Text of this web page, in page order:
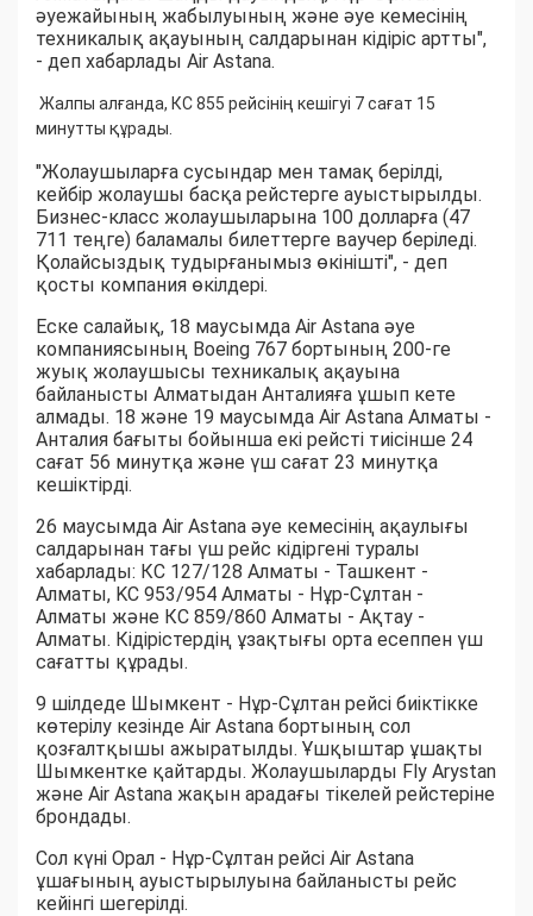
әуежайының жабылуының және әуе кемесінің
техникалық ақауының салдарынан кідіріс артты",
- деп хабарлады Air Astana.
Жалпы алғанда, КС 855 рейсінің кешігуі 7 сағат 15
минутты құрады.
"Жолаушыларға сусындар мен тамақ берілді,
кейбір жолаушы басқа рейстерге ауыстырылды.
Бизнес-класс жолаушыларына 100 долларға (47
711 теңге) баламалы билеттерге ваучер беріледі.
Қолайсыздық тудырғанымыз өкінішті", - деп
қосты компания өкілдері.
Еске салайық, 18 маусымда Air Astana әуе
компаниясының Boeing 767 бортының 200-ге
жуық жолаушысы техникалық ақауына
байланысты Алматыдан Анталияға ұшып кете
алмады. 18 және 19 маусымда Air Astana Алматы -
Анталия бағыты бойынша екі рейсті тиісінше 24
сағат 56 минутқа және үш сағат 23 минутқа
кешіктірді.
26 маусымда Air Astana әуе кемесінің ақаулығы
салдарынан тағы үш рейс кідіргені туралы
хабарлады: КС 127/128 Алматы - Ташкент -
Алматы, KC 953/954 Алматы - Нұр-Сұлтан -
Алматы және КС 859/860 Алматы - Ақтау -
Алматы. Кідірістердің ұзақтығы орта есеппен үш
сағатты құрады.
9 шілдеде Шымкент - Нұр-Сұлтан рейсі биіктікке
көтерілу кезінде Air Astana бортының сол
қозғалтқышы ажыратылды. Ұшқыштар ұшақты
Шымкентке қайтарды. Жолаушыларды Fly Arystan
және Air Astana жақын арадағы тікелей рейстеріне
брондады.
Сол күні Орал - Нұр-Сұлтан рейсі Air Astana
ұшағының ауыстырылуына байланысты рейс
кейінгі шегерілді.